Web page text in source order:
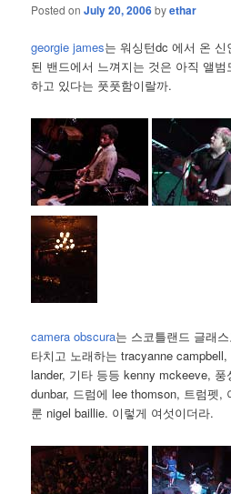
Posted onJuly 20, 2006byethar
georgie james는 워싱턴dc 에서 온
된 밴드에서 느껴지는 것은 아직 앨
하고 있다는 풋풋함이랄까.
camera obscura는 스코틀랜드 글래
타치고 노래하는 tracyanne
lander, 기타 등등 kenny mckeeve,
dunbar, 드럼에 lee thomson, 트럼펫,
룬 nigel baillie. 이렇게 여섯이더라.